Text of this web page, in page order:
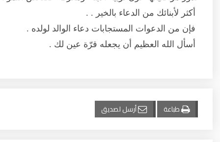
أكثر لأبنائك من الدعاء بالخير . .
فإن من الدعوات المستجابات دعاء الوالد لولده .
أسأل الله العظيم أن يجعله قرّة عين لك .
طباعة أرسل لصديق